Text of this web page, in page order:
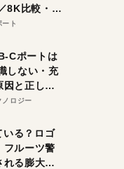
8K比較・ズ
をチェッ
ート
Cポートは
しない・充
因と正しい
ノロジー
る？ロゴ
フルーツ警
れる膨大な